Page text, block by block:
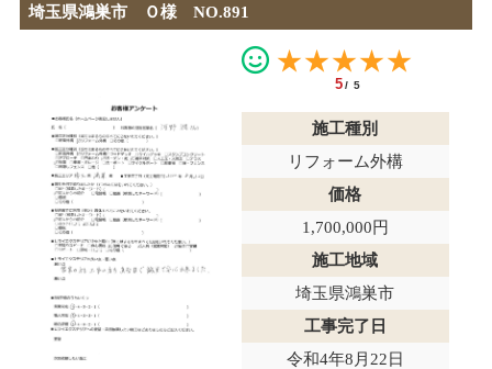
埼玉県鴻巣市 Ｏ様 NO.891
★★★★★
5/5
施工種別
リフォーム外構
価格
1,700,000円
施工地域
埼玉県鴻巣市
工事完了日
令和4年8月22日